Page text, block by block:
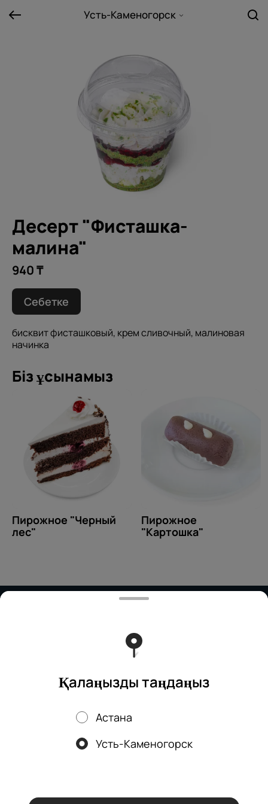
Усть-Каменогорск
Құпиялылық саясатынасәйкес аналитикалық қызметтерді
Десерт "Фисташка-
малина"
940 ₸
Себетке
бисквит фисташковый, крем сливочный, малиновая
начинка
Біз ұсынамыз
Пирожное "Черный
лес"
Пирожное
"Картошка"
Политика конфиденциальности
Науқандар, жеңілдіктер, кэшбэк – біздің қосымшада!
Қалаңызды таңдаңыз
Астана
Усть-Каменогорск